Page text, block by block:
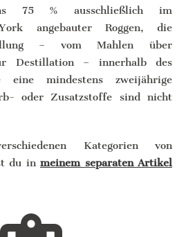
75 % ausschließlich im
angebauter Roggen, die
– vom Mahlen über
Destillation – innerhalb des
eine mindestens zweijährige
oder Zusatzstoffe sind nicht
Kategorien von
du in meinem separaten Artikel